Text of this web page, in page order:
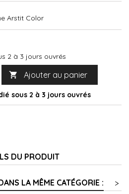
Arstit Color
2 à 3 jours ouvrés
 Ajouter au panier
sous 2 à 3 jours ouvrés
DU PRODUIT
LA MÊME CATÉGORIE :
>